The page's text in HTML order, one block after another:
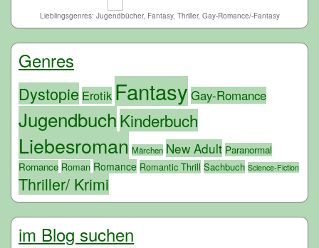
Lieblingsgenres: Jugendbücher, Fantasy, Thriller, Gay-Romance/-Fantasy
Genres
Dystopie Erotik Fantasy Gay-Romance
JugendbuchKinderbuch
Liebesroman Märchen New Adult Paranormal
Romance Roman Romance Romantic Thrill Sachbuch Science-Fiction
Thriller/ Krimi
im Blog suchen